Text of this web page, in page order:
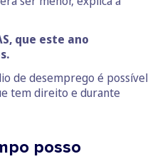
que este ano
de desemprego é possível
tem direito e durante
posso